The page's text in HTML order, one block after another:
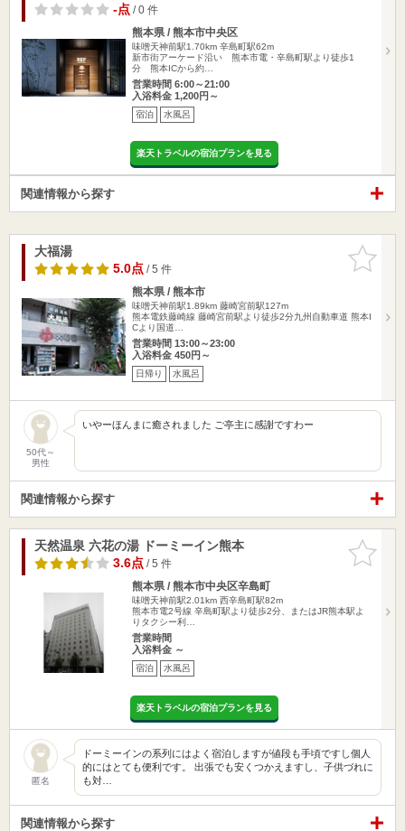
-点/ 0 件
熊本県 / 熊本市中央区
味噌天神前駅1.70km 辛島町駅62m
新市街アーケード沿い 熊本市電・辛島町駅より徒歩1
分 熊本ICから約…
営業時間 6:00～21:00
入浴料金 1,200円～
宿泊 水風呂
楽天トラベルの宿泊プランを見る
関連情報から探す
お気に入
りに追加
大福湯
5.0点/ 5 件
熊本県 / 熊本市
味噌天神前駅1.89km 藤崎宮前駅127m
熊本電鉄藤崎線 藤崎宮前駅より徒歩2分九州自動車道 熊本I
Cより国道…
営業時間 13:00～23:00
入浴料金 450円～
日帰り 水風呂
50代～
男性
いやーほんまに癒されました ご亭主に感謝ですわー
関連情報から探す
お気に入
りに追加
天然温泉 六花の湯 ドーミーイン熊本
3.6点/ 5 件
熊本県 / 熊本市中央区辛島町
味噌天神前駅2.01km 西辛島町駅82m
熊本市電2号線 辛島町駅より徒歩2分、またはJR熊本駅よ
りタクシー利…
営業時間
入浴料金 ～
宿泊 水風呂
楽天トラベルの宿泊プランを見る
匿名
ドーミーインの系列にはよく宿泊しますが値段も手頃ですし個人
的にはとても便利です。 出張でも安くつかえますし、子供づれに
も対…
関連情報から探す